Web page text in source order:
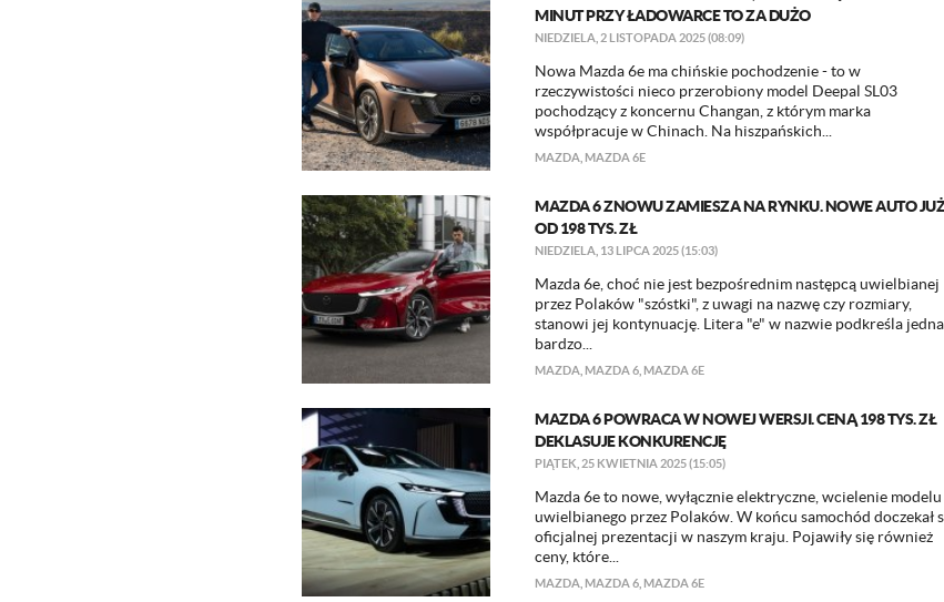
MINUT PRZY ŁADOWARCE TO ZA DUŻO
NIEDZIELA, 2 LISTOPADA 2025 (08:09)
Nowa Mazda 6e ma chińskie pochodzenie - to w
rzeczywistości nieco przerobiony model Deepal SL03
pochodzący z koncernu Changan, z którym marka
współpracuje w Chinach. Na hiszpańskich...
MAZDA MAZDA 6E
MAZDA 6 ZNOWU ZAMIESZA NA RYNKU. NOWE AUTO JUŻ
OD 198 TYS. ZŁ
NIEDZIELA, 13 LIPCA 2025 (15:03)
Mazda 6e, choć nie jest bezpośrednim następcą uwielbianej
przez Polaków "szóstki", z uwagi na nazwę czy rozmiary,
stanowi jej kontynuację. Litera "e" w nazwie podkreśla
bardzo...
MAZDA MAZDA 6 MAZDA 6E
MAZDA 6 POWRACA W NOWEJ WERSJI. CENĄ 198 TYS. ZŁ
DEKLASUJE KONKURENCJĘ
PIĄTEK, 25 KWIETNIA 2025 (15:05)
Mazda 6e to nowe, wyłącznie elektryczne, wcielenie modelu
uwielbianego przez Polaków. W końcu samochód doczekał
oficjalnej prezentacji w naszym kraju. Pojawiły się również
ceny, które...
MAZDA MAZDA 6 MAZDA 6E